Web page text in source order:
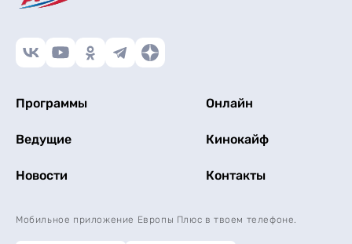
Программы Онлайн
Ведущие Кинокайф
Новости Контакты
Мобильное приложение Европы Плюс в твоем телефоне.